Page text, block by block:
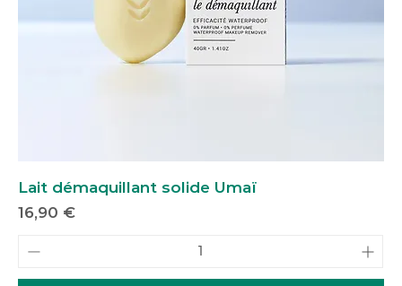
Lait démaquillant solide Umaï
Prix
16,90 €